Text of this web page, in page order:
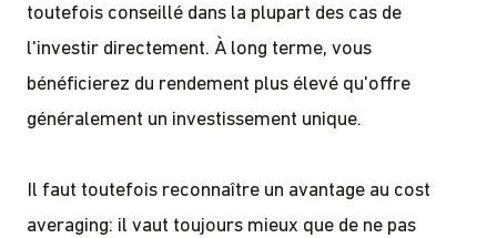
toutefois conseillé dans la plupart des cas de
l'investir directement. À long terme, vous
bénéficierez du rendement plus élevé qu'offre
généralement un investissement unique.
Il faut toutefois reconnaître un avantage au cost
averaging: il vaut toujours mieux que de ne pas